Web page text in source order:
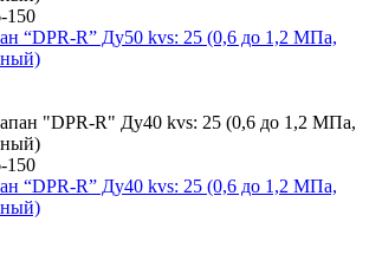
150
“DPR-R” Ду50 kvs: 25 (0,6 до 1,2 МПа,
150
“DPR-R” Ду40 kvs: 25 (0,6 до 1,2 МПа,